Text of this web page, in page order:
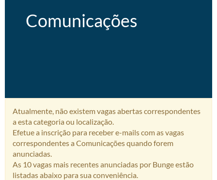
Comunicações
Atualmente, não existem vagas abertas correspondentes
a esta categoria ou localização.
Efetue a inscrição para receber e-mails com as vagas
correspondentes a Comunicações quando forem
anunciadas.
As 10 vagas mais recentes anunciadas por Bunge estão
listadas abaixo para sua conveniência.